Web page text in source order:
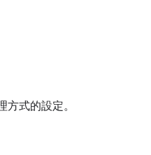
式的設定。